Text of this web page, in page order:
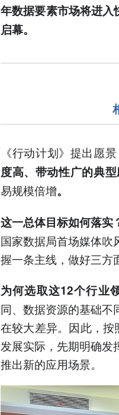
年数据要素市场将进入
启幕。
《行动计划》提出愿
度高、带动性广的典
易规模倍增。
这一总体目标如何落实
国家数据局首场媒体吹
握一条主线，做好三方
为何选取这12个行业
同、数据资源的基础不
在较大差异。因此，按
发展实际，先期明确发
推出新的应用场景。